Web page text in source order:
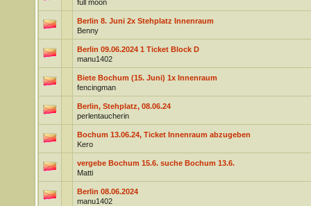
full moon
Berlin 8. Juni 2x Stehplatz Innenraum
Benny
Berlin 09.06.2024 1 Ticket Block D
manu1402
Biete Bochum (15. Juni) 1x Innenraum
fencingman
Berlin, Stehplatz, 08.06.24
perlentaucherin
Bochum 13.06.24, Ticket Innenraum abzugeben
Kero
vergebe Bochum 15.6. suche Bochum 13.6.
Matti
Berlin 08.06.2024
manu1402